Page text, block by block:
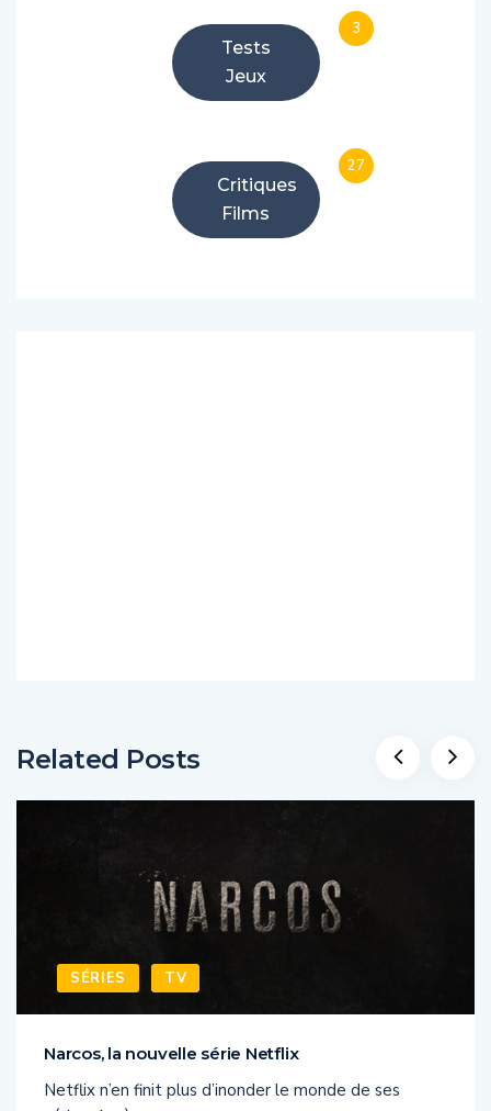
Tests
Jeux
3
Critiques
Films
27
Related Posts
SÉRIES TV
Narcos, la nouvelle série Netflix
Netflix n’en finit plus d’inonder le monde de ses